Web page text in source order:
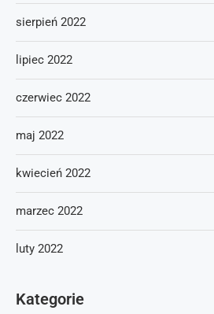
sierpień 2022
lipiec 2022
czerwiec 2022
maj 2022
kwiecień 2022
marzec 2022
luty 2022
Kategorie